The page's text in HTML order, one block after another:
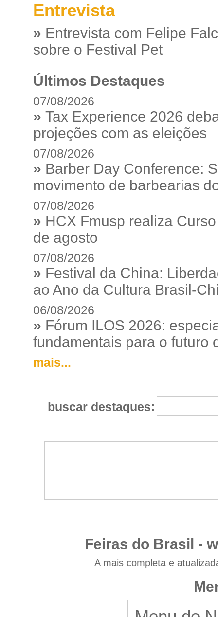
Entrevista
» Entrevista com Felipe
sobre o Festival Pet
Últimos Destaques
07/08/2026
» Tax Experience 2026
projeções com as eleições
07/08/2026
» Barber Day Conference:
movimento de barbearias
07/08/2026
» HCX Fmusp realiza
de agosto
07/08/2026
» Festival da China:
ao Ano da Cultura Brasil-
06/08/2026
» Fórum ILOS 2026:
fundamentais para o futuro
mais...
buscar destaques:
Feiras do Brasil -
A mais completa e